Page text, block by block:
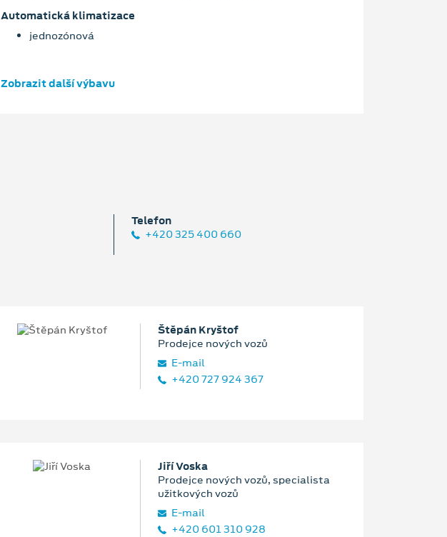
Automatická klimatizace
jednozónová
Zobrazit další výbavu
Telefon
+420 325 400 660
Štěpán Kryštof
Prodejce nových vozů
E‑mail
+420 727 924 367
Jiří Voska
Prodejce nových vozů, specialista
užitkových vozů
E‑mail
+420 601 310 928